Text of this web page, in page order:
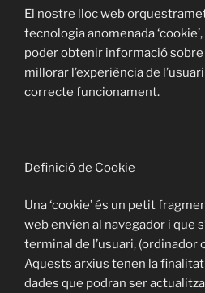
El nostre lloc web
tecnologia anomenada
poder obtenir informació sobre
millorar l’experiència de
correcte funcionament.
Definició de Cookie
Una ‘cookie’ és un petit
web envien al navegador i que
terminal de l’usuari, (ordinador
Aquests arxius tenen la
dades que podran ser